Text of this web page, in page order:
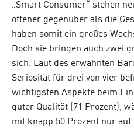
„Smart Consumer“ stehen
offener gegenüber als die
haben somit ein großes
Doch sie bringen auch zwei
sich. Laut des erwähnten
Seriosität für drei von vier
wichtigsten Aspekte beim
guter Qualität (71 Prozent),
mit knapp 50 Prozent nur